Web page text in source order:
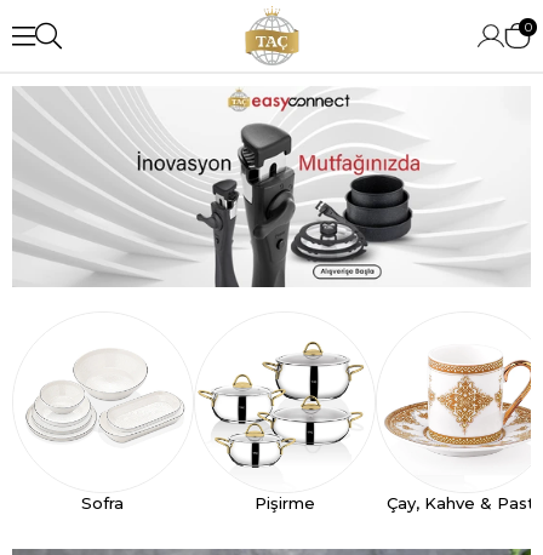
0
Sofra Pişirme Çay, Kahve &